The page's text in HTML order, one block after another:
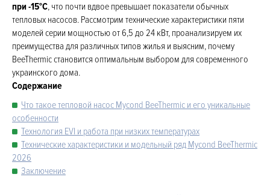
при -15°C, что почти вдвое превышает показатели обычных
тепловых насосов. Рассмотрим технические характеристики пяти
моделей серии мощностью от 6,5 до 24 кВт, проанализируем их
преимущества для различных типов жилья и выясним, почему
BeeThermic становится оптимальным выбором для современного
украинского дома.
Содержание
Что такое тепловой насос Mycond BeeThermic и его уникальные
особенности
Технология EVI и работа при низких температурах
Технические характеристики и модельный ряд Mycond BeeThermic
2026
Заключение